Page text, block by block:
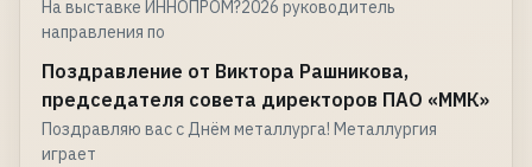
На выставке ИННОПРОМ?2026 руководитель
направления по
Поздравление от Виктора Рашникова,
председателя совета директоров ПАО «ММК»
Поздравляю вас с Днём металлурга! Металлургия
играет